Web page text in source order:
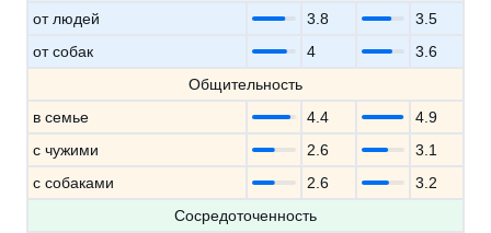
от людей
3.8
3.5
от собак
4
3.6
Общительность
в семье
4.4
4.9
с чужими
2.6
3.1
с собаками
2.6
3.2
Сосредоточенность